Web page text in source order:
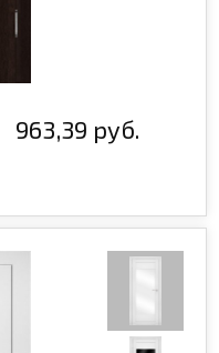
963,39 руб.